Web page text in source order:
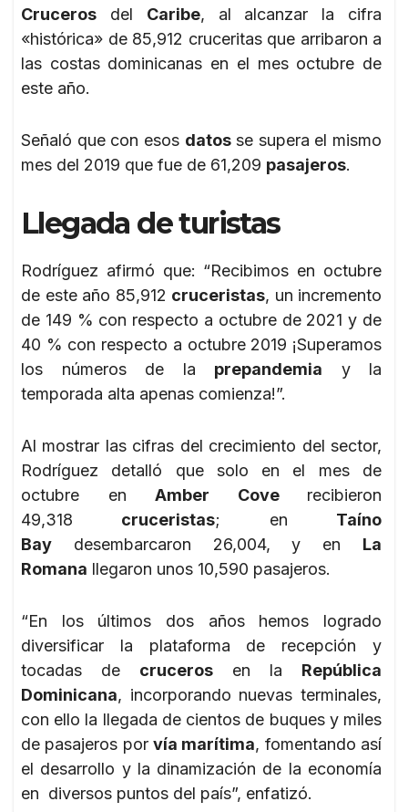
Cruceros del Caribe, al alcanzar la cifra
«histórica» de 85,912 cruceritas que arribaron a
las costas dominicanas en el mes octubre de
este año.
Señaló que con esos datosse supera el mismo
mes del 2019 que fue de 61,209 pasajeros.
Llegada de turistas
Rodríguez afirmó que: “Recibimos en octubre
de este año 85,912 cruceristas, un incremento
de 149 % con respecto a octubre de 2021 y de
40 % con respecto a octubre 2019 ¡Superamos
los números de la prepandemia y la
temporada alta apenas comienza!”.
Al mostrar las cifras del crecimiento del sector,
Rodríguez detalló que solo en el mes de
octubre en Amber Cove recibieron
49,318 cruceristas; en Taíno
Bay desembarcaron 26,004, y en La
Romana llegaron unos 10,590 pasajeros.
“En los últimos dos años hemos logrado
diversificar la plataforma de recepción y
tocadas de cruceros en la República
Dominicana, incorporando nuevas terminales,
con ello la llegada de cientos de buques y miles
de pasajeros por vía marítima, fomentando así
el desarrollo y la dinamización de la economía
en diversos puntos del país”, enfatizó.